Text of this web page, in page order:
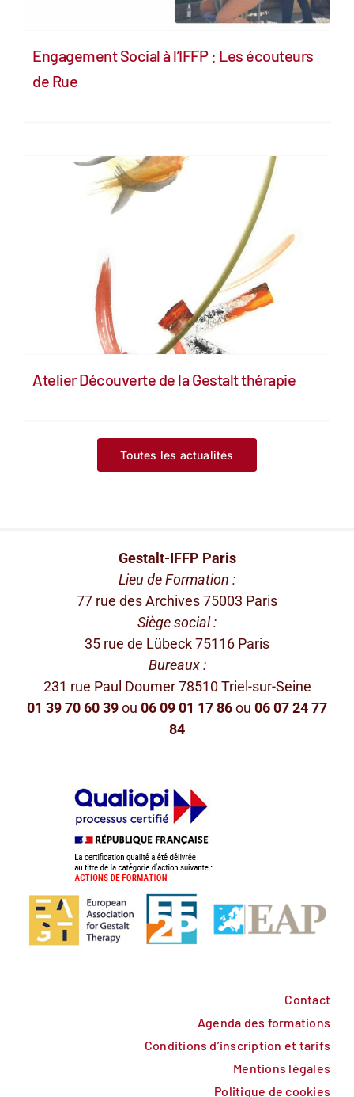
Engagement Social à l’IFFP : Les écouteurs
de Rue
Atelier Découverte de la Gestalt thérapie
Toutes les actualités
Gestalt-IFFP Paris
Lieu de Formation :
77 rue des Archives 75003 Paris
Siège social :
35 rue de Lübeck 75116 Paris
Bureaux :
231 rue Paul Doumer 78510 Triel-sur-Seine
01 39 70 60 39ou 06 09 01 17 86ou 06 07 24 77
84
Contact
Agenda des formations
Conditions d’inscription et tarifs
Mentions légales
Politique de cookies